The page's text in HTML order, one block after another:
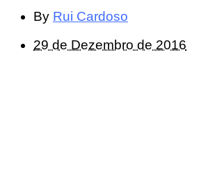
By Rui Cardoso
29 de Dezembro de 2016